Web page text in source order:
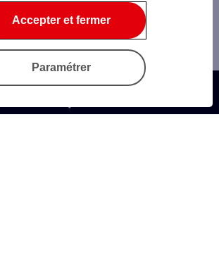
Accepter et fermer
Paramétrer